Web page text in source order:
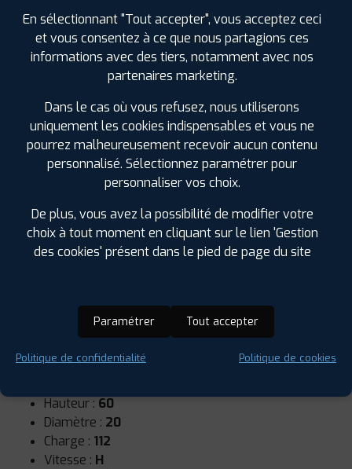
Runflat :Non
Hauteur : 60
Diamètre : 20
Charge : 112
Vitesse : H
En sélectionnant "Tout accepter", vous acceptez ceci
et vous consentez à ce que nous partagions ces
informations avec des tiers, notamment avec nos
partenaires marketing.
Dans le cas où vous refusez, nous utiliserons
uniquement les cookies indispensables et vous ne
pourrez malheureusement recevoir aucun contenu
personnalisé. Sélectionnez paramétrer pour
personnaliser vos choix.
De plus, vous avez la possibilité de modifier votre
choix à tout moment en cliquant sur le lien 'Gestion
des cookies' présent dans le pied de page du site
Paramétrer Tout accepter
Politique de confidentialité Politique de cookies